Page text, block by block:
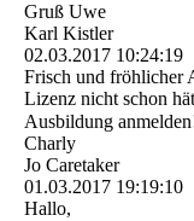
Gruß Uwe
Karl Kistler
02.03.2017 10:24:19
Frisch und fröhlicher
Lizenz nicht schon
Ausbildung
Charly
Jo Caretaker
01.03.2017 19:19:10
Hallo,